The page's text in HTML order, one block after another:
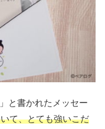
と書かれたメッセー
て、とても強いこだ